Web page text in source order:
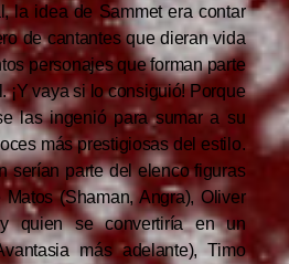
la idea de Sammet era contar
de cantantes que dieran vida
personajes que forman parte
¡Y vaya si lo consiguió! Porque
las ingenió para sumar a su
más prestigiosas del estilo.
serían parte del elenco figuras
(Shaman, Angra), Oliver
y quien se convertiría en un
más adelante), Timo